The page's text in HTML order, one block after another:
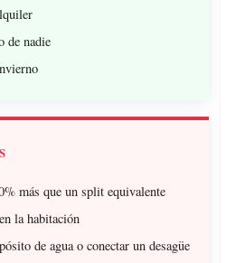
de nadie
más que un split equivalente
la habitación
de agua o conectar un desagüe